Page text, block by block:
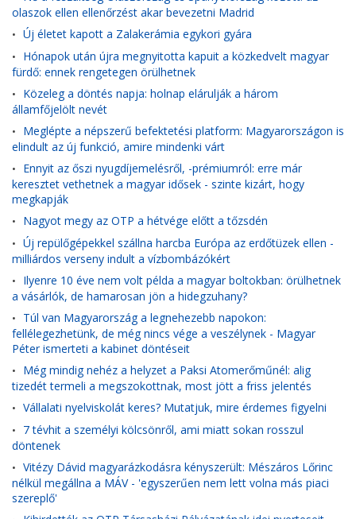
olaszok ellen ellenőrzést akar bevezetni Madrid
• Új életet kapott a Zalakerámia egykori gyára
• Hónapok után újra megnyitotta kapuit a közkedvelt magyar
fürdő: ennek rengetegen örülhetnek
• Közeleg a döntés napja: holnap elárulják a három
államfőjelölt nevét
• Meglépte a népszerű befektetési platform: Magyarországon is
elindult az új funkció, amire mindenki várt
• Ennyit az őszi nyugdíjemelésről, -prémiumról: erre már
keresztet vethetnek a magyar idősek - szinte kizárt, hogy
megkapják
• Nagyot megy az OTP a hétvége előtt a tőzsdén
• Új repülőgépekkel szállna harcba Európa az erdőtüzek ellen -
milliárdos verseny indult a vízbombázókért
• Ilyenre 10 éve nem volt példa a magyar boltokban: örülhetnek
a vásárlók, de hamarosan jön a hidegzuhany?
• Túl van Magyarország a legnehezebb napokon:
fellélegezhetünk, de még nincs vége a veszélynek - Magyar
Péter ismerteti a kabinet döntéseit
• Még mindig nehéz a helyzet a Paksi Atomerőműnél: alig
tizedét termeli a megszokottnak, most jött a friss jelentés
• Vállalati nyelviskolát keres? Mutatjuk, mire érdemes figyelni
• 7 tévhit a személyi kölcsönről, ami miatt sokan rosszul
döntenek
• Vitézy Dávid magyarázkodásra kényszerült: Mészáros Lőrinc
nélkül megállna a MÁV - 'egyszerűen nem lett volna más piaci
szereplő'